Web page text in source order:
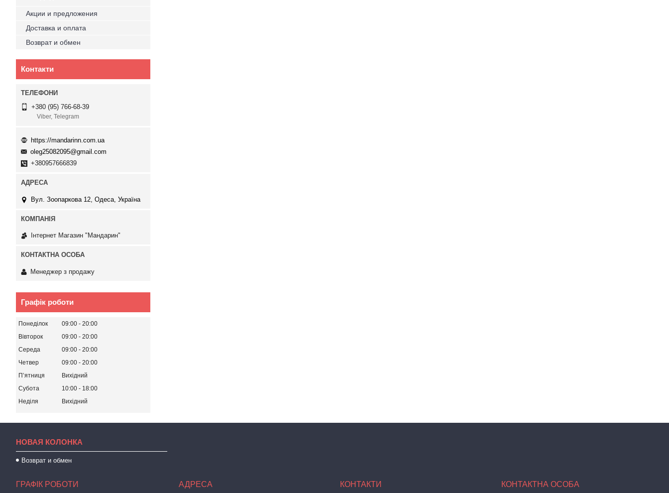
Акции и предложения
Доставка и оплата
Возврат и обмен
Контакти
+380 (95) 766-68-39
Viber, Telegram
https://mandarinn.com.ua
oleg25082095@gmail.com
+380957666839
Вул. Зоопаркова 12, Одеса, Україна
Інтернет Магазин "Мандарин"
Менеджер з продажу
Графік роботи
Понеділок 09:00
20:00
Вівторок
09:00
20:00
Середа
09:00
20:00
Четвер
09:00
20:00
Пʼятниця
Вихідний
Субота
10:00
18:00
Неділя
Вихідний
НОВАЯ КОЛОНКА
Возврат и обмен
ГРАФІК РОБОТИ